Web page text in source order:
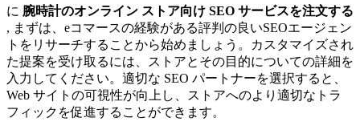
に 腕時計のオンライン ストア向け SEO サービスを注文する
, まずは、eコマースの経験がある評判の良いSEOエージェン
トをリサーチすることから始めましょう。カスタマイズされ
た提案を受け取るには、ストアとその目的についての詳細を
入力してください。適切な SEO パートナーを選択すると、
Web サイトの可視性が向上し、ストアへのより適切なトラ
フィックを促進することができます。